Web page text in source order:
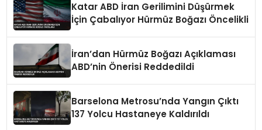
Katar ABD İran Gerilimini Düşürmek
İçin Çabalıyor Hürmüz Boğazı Öncelikli
İran’dan Hürmüz Boğazı Açıklaması
ABD’nin Önerisi Reddedildi
Barselona Metrosu’nda Yangın Çıktı
137 Yolcu Hastaneye Kaldırıldı